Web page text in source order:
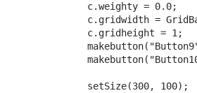
c.weighty = 0.0;
c.gridwidth =
c.gridheight = 1;
         setSize(300, 100);